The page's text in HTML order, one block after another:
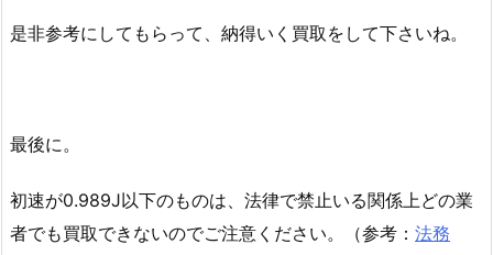
是非参考にしてもらって、納得いく買取をして下さいね。
最後に。
初速が0.989J以下のものは、法律で禁止いる関係上どの業
者でも買取できないのでご注意ください。（参考： 法務